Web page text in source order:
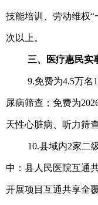
技能培训、劳动维权“
次以上。
三、医疗惠民实
9.免费为4.5万名
尿病筛查；免费为
天性心脏病、听力筛
10.县域内2家二
中：县人民医院互通
开展项目互通共享全